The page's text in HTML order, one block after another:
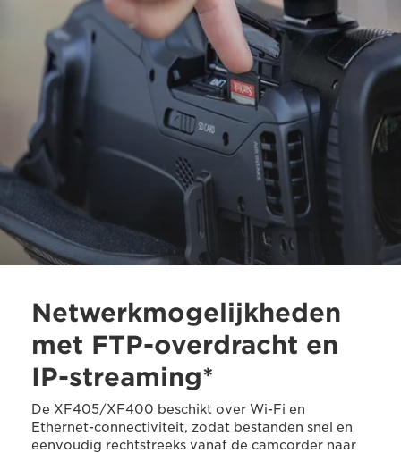
Netwerkmogelijkheden
met FTP-overdracht en
IP-streaming*
De XF405/XF400 beschikt over Wi-Fi en
Ethernet-connectiviteit, zodat bestanden snel en
eenvoudig rechtstreeks vanaf de camcorder naar